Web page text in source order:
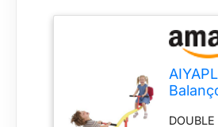
d'équipe
tournent